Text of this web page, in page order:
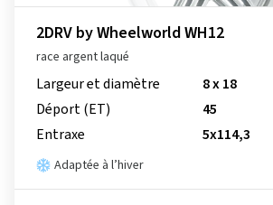
2DRV by Wheelworld WH12
race argent laqué
Largeur et diamètre
8 x 18
Déport (ET)
45
Entraxe
5x114,3
Adaptée à l’hiver